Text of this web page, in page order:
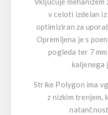
v celoti izdelan
optimiziran za
Opremljena je s
pogleda ter 7
kaljenega
Strike Polygon ima
z nizkim trenjem,